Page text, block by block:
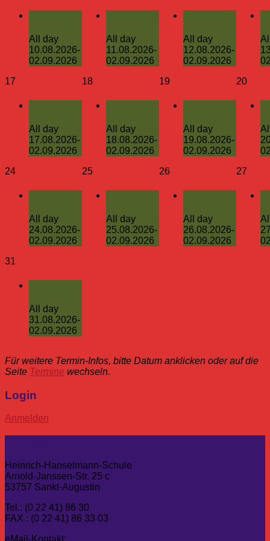
All day
10.08.2026-
02.09.2026
All day
11.08.2026-
02.09.2026
All day
12.08.2026-
02.09.2026
17
All day
17.08.2026-
02.09.2026
18
All day
18.08.2026-
02.09.2026
19
All day
19.08.2026-
02.09.2026
20
24
All day
24.08.2026-
02.09.2026
25
All day
25.08.2026-
02.09.2026
26
All day
26.08.2026-
02.09.2026
27
31
All day
31.08.2026-
02.09.2026
Für weitere Termin-Infos, bitte Datum anklicken oder auf die
Seite Termine wechseln.
Login
Anmelden
Heinrich-Hanselmann-Schule
Arnold-Janssen-Str. 25 c
53757 Sankt-Augustin
Tel.: (0 22 41) 86 30
FAX : (0 22 41) 86 33 03
eMail-Kontakt: